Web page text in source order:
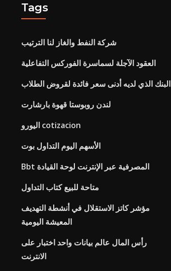
Tags
شركة النفط والغاز لنا الترتيب
العقود الآجلة لسماسرة الفوركس التفاعلية
البنك الذي لديه أدنى سعر فائدة لقروض الطلاب
لندن روبوستا قهوة بارشارت
اليورو cotizacion
الأسهم اليوم التداول بوت
Bbt المصرفية عبر الإنترنت لوحة القيادة
متاحة للبيع كتاب التداول
مؤشر كاتز الاستقلال في أنشطة التهديف
المعيشة اليومية
رأس المال عالم بيانات واحد اختبار على
الانترنت